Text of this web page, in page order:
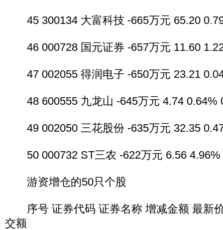
45 300134 大富科技 -665万元 65.20
46 000728 国元证券 -657万元 11.60
47 002055 得润电子 -650万元 23.21
48 600555 九龙山 -645万元 4.74 0.64%
49 002050 三花股份 -635万元 32.35
50 000732 ST三农 -622万元 6.56 4.96%
游资增仓的50只个股
序号 证券代码 证券名称 增减金额 最新
交额